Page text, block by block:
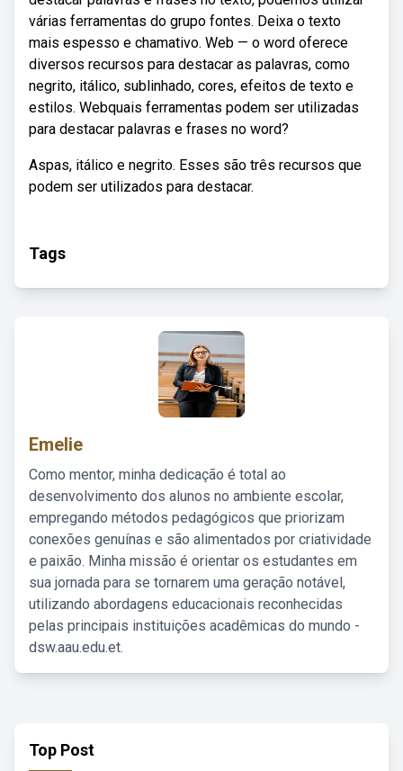
várias ferramentas do grupo fontes. Deixa o texto
mais espesso e chamativo. Web — o word oferece
diversos recursos para destacar as palavras, como
negrito, itálico, sublinhado, cores, efeitos de texto e
estilos. Webquais ferramentas podem ser utilizadas
para destacar palavras e frases no word?
Aspas, itálico e negrito. Esses são três recursos que
podem ser utilizados para destacar.
Tags
Emelie
Como mentor, minha dedicação é total ao
desenvolvimento dos alunos no ambiente escolar,
empregando métodos pedagógicos que priorizam
conexões genuínas e são alimentados por criatividade
e paixão. Minha missão é orientar os estudantes em
sua jornada para se tornarem uma geração notável,
utilizando abordagens educacionais reconhecidas
pelas principais instituições acadêmicas do mundo -
dsw.aau.edu.et.
Top Post